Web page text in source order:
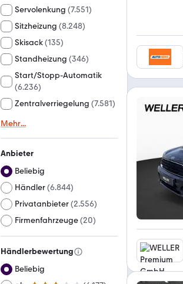
Servolenkung (7.551)
Sitzheizung (8.248)
Skisack(135)
Standheizung (346)
Start/Stopp-Automatik
(6.236)
Zentralverriegelung (7.581)
Mehr...
Anbieter
Beliebig
Händler(6.844)
Privatanbieter(2.556)
Firmenfahrzeuge(20)
Händlerbewertung
Beliebig